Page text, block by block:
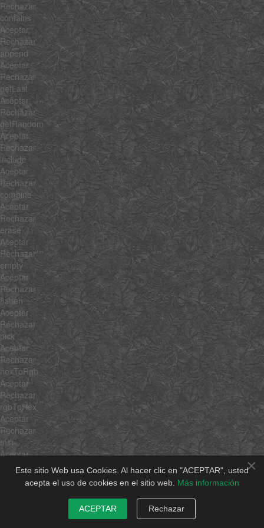
×
Este sitio Web usa Cookies. Al hacer clic en "ACEPTAR", usted
acepta el uso de cookies en el sitio web. Más información
ACEPTAR Rechazar
Rechazar
contains
Aceptar
Rechazar
append
Aceptar
Rechazar
getLast
Aceptar
Rechazar
getRandom
Aceptar
Rechazar
include
Aceptar
Rechazar
combine
Aceptar
Rechazar
erase
Aceptar
Rechazar
empty
Aceptar
Rechazar
flatten
Aceptar
Rechazar
pick
Aceptar
Rechazar
hexToRgb
Aceptar
Rechazar
rgbToHex
Aceptar
Rechazar
min
Aceptar
Rechazar
Aceptar